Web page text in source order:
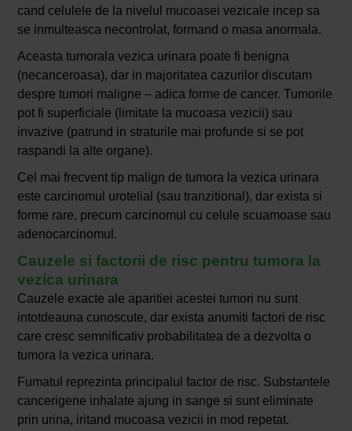
cand celulele de la nivelul mucoasei vezicale incep sa
se inmulteasca necontrolat, formand o masa anormala.
Aceasta tumorala vezica urinara poate fi benigna
(necanceroasa), dar in majoritatea cazurilor discutam
despre tumori maligne – adica forme de cancer. Tumorile
pot fi superficiale (limitate la mucoasa vezicii) sau
invazive (patrund in straturile mai profunde si se pot
raspandi la alte organe).
Cel mai frecvent tip malign de tumora la vezica urinara
este carcinomul urotelial (sau tranzitional), dar exista si
forme rare, precum carcinomul cu celule scuamoase sau
adenocarcinomul.
Cauzele si factorii de risc pentru tumora la
vezica urinara
Cauzele exacte ale aparitiei acestei tumori nu sunt
intotdeauna cunoscute, dar exista anumiti factori de risc
care cresc semnificativ probabilitatea de a dezvolta o
tumora la vezica urinara.
Fumatul reprezinta principalul factor de risc. Substantele
cancerigene inhalate ajung in sange si sunt eliminate
prin urina, iritand mucoasa vezicii in mod repetat.